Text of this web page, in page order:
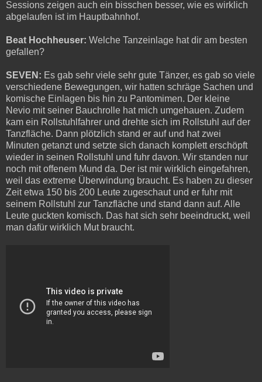
Sessions zeigen auch ein bisschen besser, wie es wirklich
abgelaufen ist im Hauptbahnhof.
Beat Hochheuser: Welche Tanzeinlage hat dir am besten
gefallen?
SEVEN: Es gab sehr viele sehr gute Tänzer, es gab so viele
verschiedene Bewegungen, wir hatten schräge Sachen und
komische Einlagen bis hin zu Pantomimen. Der kleine
Nevio mit seiner Bauchrolle hat mich umgehauen. Zudem
kam ein Rollstuhlfahrer und drehte sich im Rollstuhl auf der
Tanzfläche. Dann plötzlich stand er auf und hat zwei
Minuten getanzt und setzte sich danach komplett erschöpft
wieder in seinen Rollstuhl und fuhr davon. Wir standen nur
noch mit offenem Mund da. Der ist mir wirklich eingefahren,
weil das extreme Überwindung braucht. Es haben zu dieser
Zeit etwa 150 bis 200 Leute zugeschaut und er fuhr mit
seinem Rollstuhl zur Tanzfläche und stand dann auf. Alle
Leute guckten komisch. Das hat sich sehr beeindruckt, weil
man dafür wirklich Mut braucht.